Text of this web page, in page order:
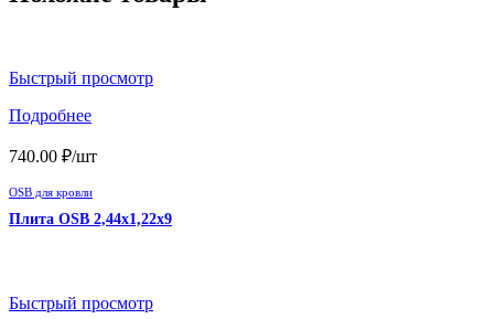
Быстрый просмотр
Подробнее
740.00 ₽/шт
OSB для кровли
Плита OSB 2,44х1,22х9
Быстрый просмотр